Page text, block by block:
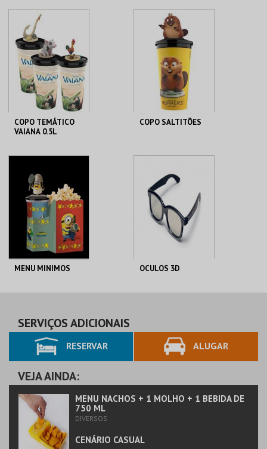
MAIS INFO
COMPRAR
MAIS INFO
COMPRAR
COPO TEMÁTICO
VAIANA 0.5L
MAIS INFO
COMPRAR
COPO SALTITÕES
MAIS INFO
COMPRAR
MENU MINIMOS
MAIS INFO
COMPRAR
OCULOS 3D
MAIS INFO
SERVIÇOS ADICIONAIS
RESERVAR ALUGAR
VEJA AINDA:
MENU NACHOS + 1 MOLHO + 1 BEBIDA DE
750 ML
DIVERSOS
CENÁRIO CASUAL